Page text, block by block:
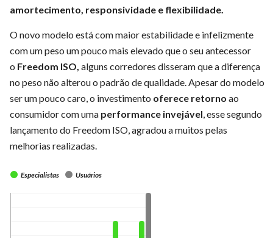
amortecimento, responsividade e flexibilidade.
O novo modelo está com maior estabilidade e infelizmente
com um peso um pouco mais elevado que o seu antecessor
o Freedom ISO, alguns corredores disseram que a diferença
no peso não alterou o padrão de qualidade. Apesar do modelo
ser um pouco caro, o investimento oferece retorno ao
consumidor com uma performance invejável, esse segundo
lançamento do Freedom ISO, agradou a muitos pelas
melhorias realizadas.
Especialistas Usuários